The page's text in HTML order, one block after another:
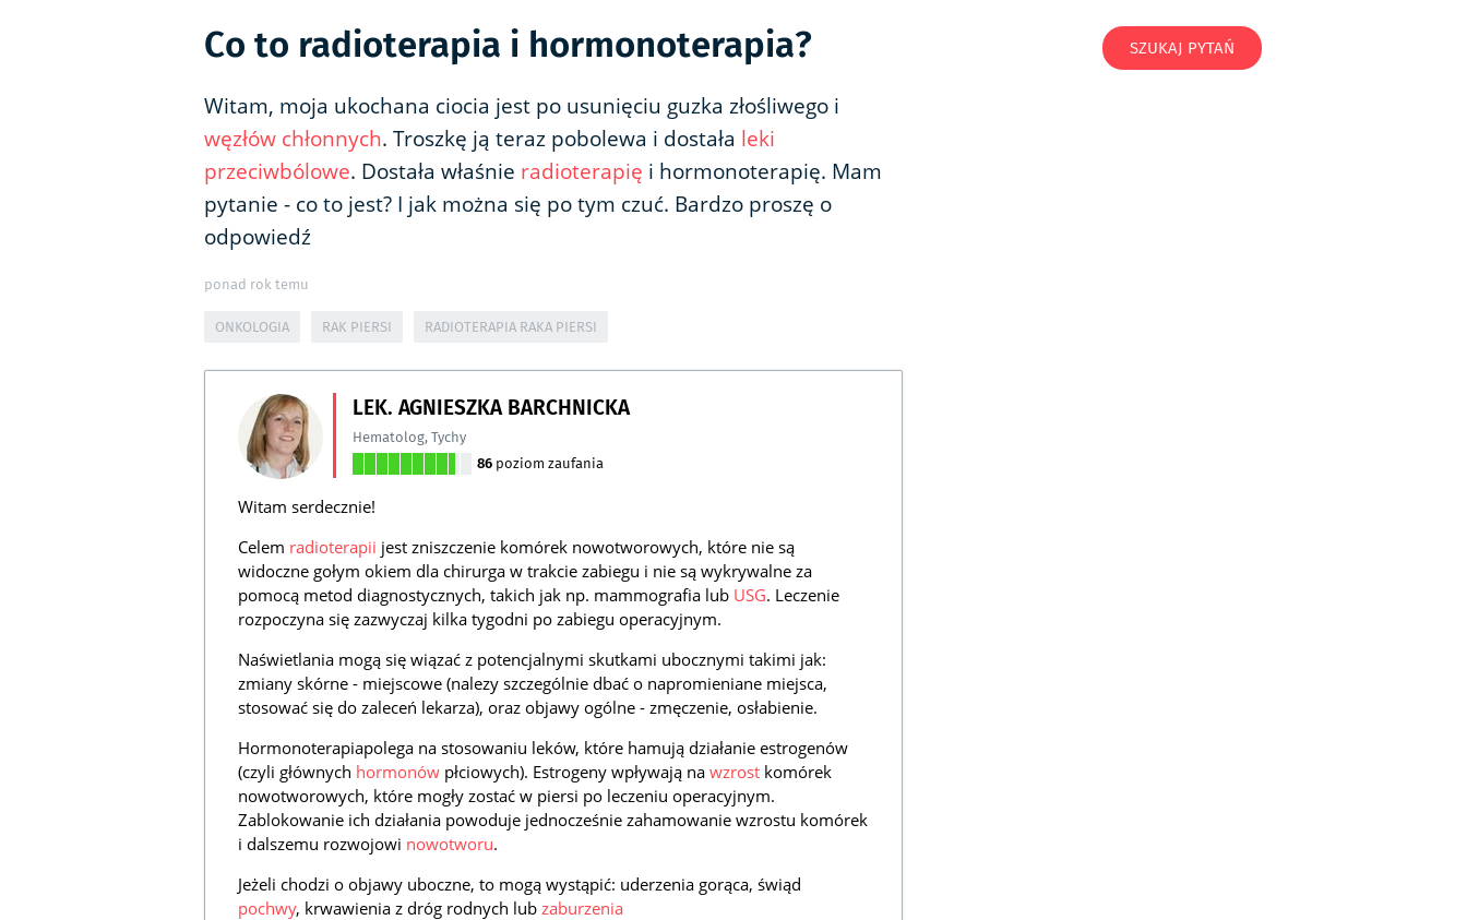
Co to radioterapia i hormonoterapia?
Witam, moja ukochana ciocia jest po usunięciu guzka złośliwego i
węzłów chłonnych. Troszkę ją teraz pobolewa i dostała leki
przeciwbólowe. Dostała właśnie radioterapię i hormonoterapię. Mam
pytanie - co to jest? I jak można się po tym czuć. Bardzo proszę o
odpowiedź
ponad rok temu
ONKOLOGIA RAK PIERSI RADIOTERAPIA RAKA PIERSI
LEK. AGNIESZKA BARCHNICKA
Hematolog,Tychy
86 poziom zaufania
Witam serdecznie!
Celem radioterapii jest zniszczenie komórek nowotworowych, które nie są
widoczne gołym okiem dla chirurga w trakcie zabiegu i nie są wykrywalne za
pomocą metod diagnostycznych, takich jak np. mammografia lub USG. Leczenie
rozpoczyna się zazwyczaj kilka tygodni po zabiegu operacyjnym.
Naświetlania mogą się wiązać z potencjalnymi skutkami ubocznymi takimi jak:
zmiany skórne - miejscowe (nalezy szczególnie dbać o napromieniane miejsca,
stosować się do zaleceń lekarza), oraz objawy ogólne - zmęczenie, osłabienie.
Hormonoterapiapolega na stosowaniu leków, które hamują działanie estrogenów
(czyli głównych hormonów płciowych). Estrogeny wpływają na wzrost komórek
nowotworowych, które mogły zostać w piersi po leczeniu operacyjnym.
Zablokowanie ich działania powoduje jednocześnie zahamowanie wzrostu komórek
i dalszemu rozwojowi nowotworu.
Jeżeli chodzi o objawy uboczne, to mogą wystąpić: uderzenia gorąca, świąd
pochwy, krwawienia z dróg rodnych lub zaburzenia
SZUKAJ PYTAŃ